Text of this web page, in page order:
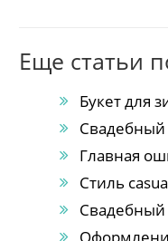
Еще статьи
Букет для
Свадебный
Главная
Стиль
Свадебный